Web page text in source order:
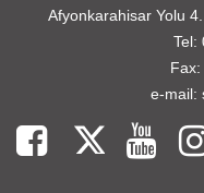
Afyonkarahisar Yolu
Tel:
e-mail: